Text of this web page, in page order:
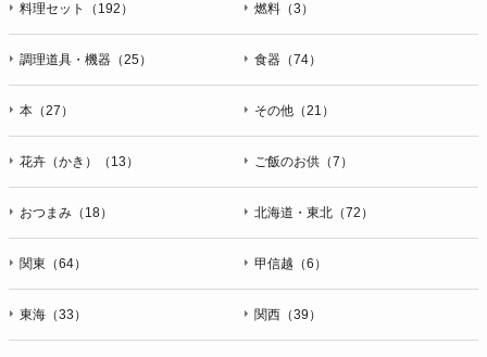
料理セット（192） 燃料（3）
調理道具・機器（25） 食器（74）
本（27） その他（21）
花卉（かき）（13） ご飯のお供（7）
おつまみ（18） 北海道・東北（72）
関東（64） 甲信越（6）
東海（33） 関西（39）